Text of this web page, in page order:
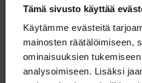
Tämä sivusto käyttää
Käytämme evästeitä
mainosten räätälöimiseen,
ominaisuuksien
analysoimiseen. Lisäksi
2.6.2021 NYT
Suomen Metsämuseo Lusto
näyttelyitä ja tapahtumia, jotka
metsän välistä vuorovaikutusta.